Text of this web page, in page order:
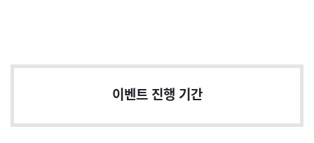
이벤트 진행 기간